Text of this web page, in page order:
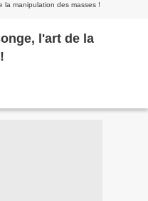
la manipulation des masses !
l'art de la